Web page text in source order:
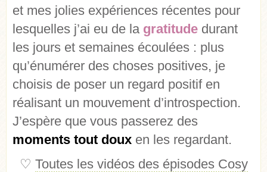
et mes jolies expériences récentes pour
lesquelles j’ai eu de la gratitude durant
les jours et semaines écoulées : plus
qu’énumérer des choses positives, je
choisis de poser un regard positif en
réalisant un mouvement d’introspection.
J’espère que vous passerez des
moments tout doux en les regardant.
♡ Toutes les vidéos des épisodes Cosy